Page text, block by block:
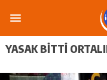
YASAK BITTI